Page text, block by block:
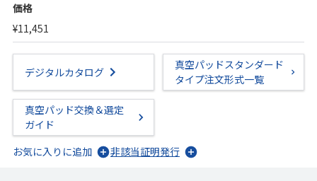
価格
¥11,451
デジタルカタログ
真空パッドスタンダード
タイプ注文形式一覧
真空パッド交換＆選定
ガイド
お気に入りに追加
非該当証明発行